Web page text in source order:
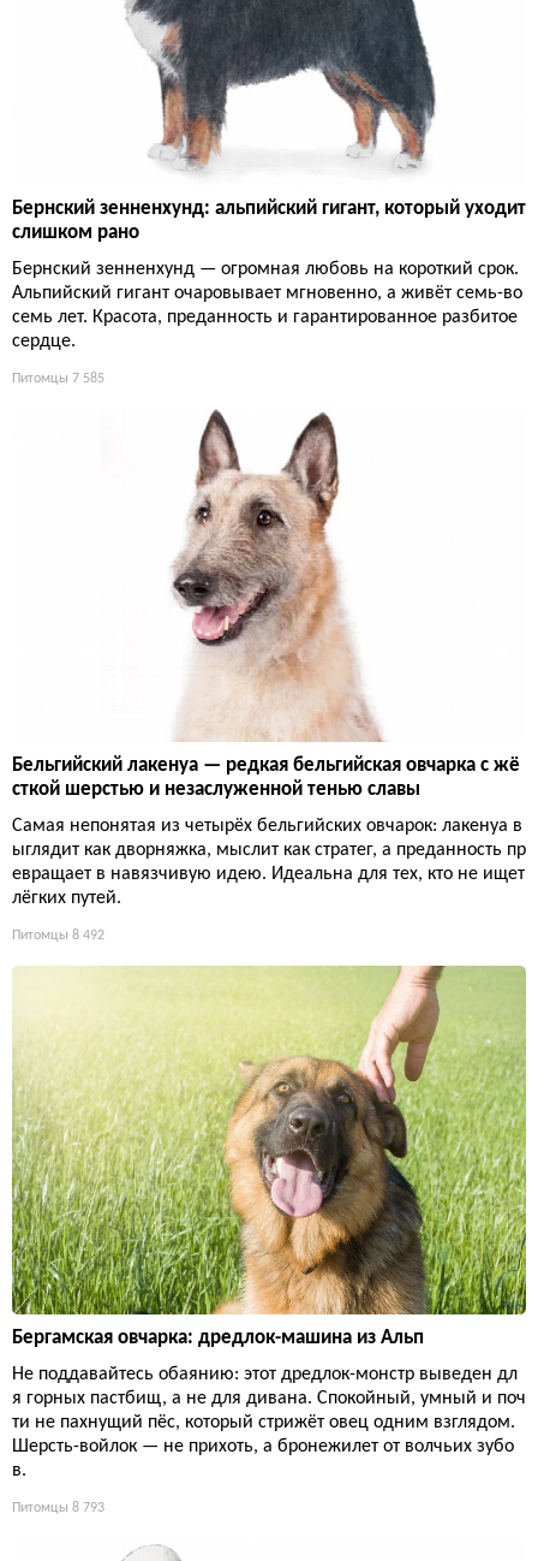
Бернский зенненхунд: альпийский гигант, который уходит
слишком рано
Бернский зенненхунд — огромная любовь на короткий срок.
Альпийский гигант очаровывает мгновенно, а живёт семь-во
семь лет. Красота, преданность и гарантированное разбитое
сердце.
Питомцы 7 585
Бельгийский лакенуа — редкая бельгийская овчарка с жё
сткой шерстью и незаслуженной тенью славы
Самая непонятая из четырёх бельгийских овчарок: лакенуа в
ыглядит как дворняжка, мыслит как стратег, а преданность пр
евращает в навязчивую идею. Идеальна для тех, кто не ищет
лёгких путей.
Питомцы 8 492
Бергамская овчарка: дредлок-машина из Альп
Не поддавайтесь обаянию: этот дредлок-монстр выведен дл
я горных пастбищ, а не для дивана. Спокойный, умный и поч
ти не пахнущий пёс, который стрижёт овец одним взглядом.
Шерсть-войлок — не прихоть, а бронежилет от волчьих зубо
в.
Питомцы 8 793